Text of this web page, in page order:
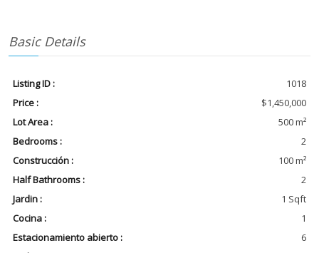
Basic Details
Listing ID :
1018
Price :
$1,450,000
Lot Area :
500 m²
Bedrooms :
2
Construcción :
100 m²
Half Bathrooms :
2
Jardin :
1 Sqft
Cocina :
1
Estacionamiento abierto :
6